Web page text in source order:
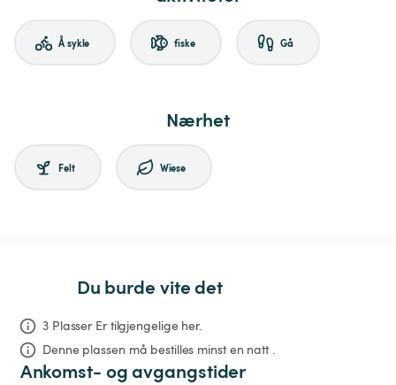
Å sykle fiske Gå
Nærhet
Felt Wiese
Du burde vite det
3 Plasser Er tilgjengelige her.
Denne plassen må bestilles minst en natt .
Ankomst- og avgangstider